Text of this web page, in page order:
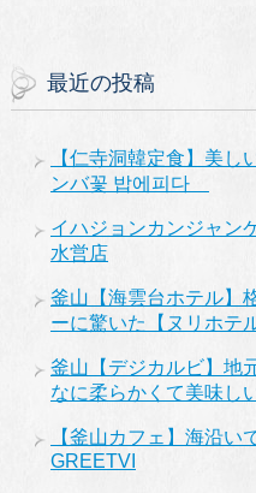
最近の投稿
【仁寺洞韓定食】美し
ンバ꽃 밥에피다
イハジョンカンジャン
水営店
釜山【海雲台ホテル】
ーに驚いた【ヌリホテ
釜山【デジカルビ】地
なに柔らかくて美味し
【釜山カフェ】海沿い
GREETVI